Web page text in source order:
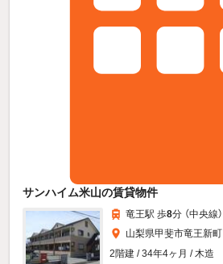
サンハイム米山の賃貸物件
竜王駅 歩8分 （中央線）
山梨県甲斐市竜王新町
2階建 / 34年4ヶ月 / 木造